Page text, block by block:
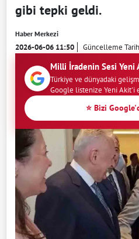
gibi tepki geldi.
Haber Merkezi
2026-06-06 11:50 Güncelleme
Milli İradenin Sesi Yeni
Türkiye ve dünyadaki
Google listenize Yeni Akit'i
⭐ Bizi